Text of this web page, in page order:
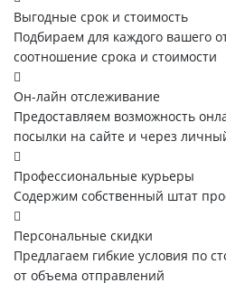
Выгодные срок и стоимость
Подбираем для каждого вашего
соотношение срока и стоимости
Он-лайн отслеживание
Предоставляем возможность
посылки на сайте и через
Профессиональные курьеры
Содержим собственный штат
Персональные скидки
Предлагаем гибкие условия по
от объема отправлений